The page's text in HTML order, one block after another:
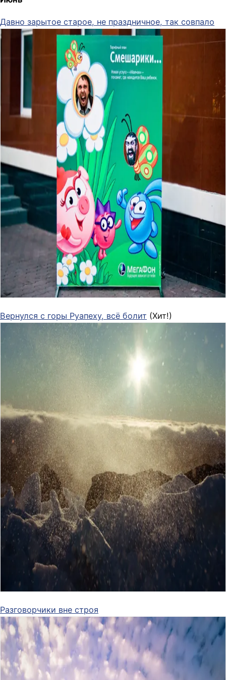
Давно зарытое старое, не праздничное, так совпало
Вернулся с горы Руапеху, всё болит (Хит!)
Разговорчики вне строя